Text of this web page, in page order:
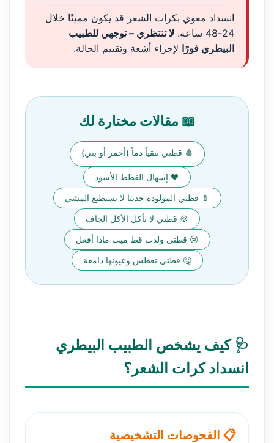
انسداد معوي بكرات الشعر قد يكون مميتًا خلال
24-48 ساعة.
لا تنتظري – توجهي للطبيب
البيطري فورًا لإجراء أشعة وتقييم الحالة.
📖 مقالات مختارة لك
🩸 قطتي تتقيأ دماً (أحمر أو بني)
🖤 إسهال القطط الأسود
🍼 قطتي المولودة حديثا لا تستطيع المشي
🍪 قطتي لا تأكل الأكل الجاف
😢 قطتي ولدت قط ميت ماذا أفعل
🤒 قطتي تعطس وعيونها دامعة
🩺 كيف يشخص الطبيب البيطري
انسداد كرات الشعر؟
📋 الفحوصات التشخيصية